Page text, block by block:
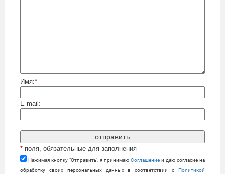
Имя:*
E-mail:
* поля, обязательные для заполнения
Нажимая кнопку "Отправить", я принимаю Cоглашение и даю согласие на
обработку своих персональных данных в соответствии с Политикой